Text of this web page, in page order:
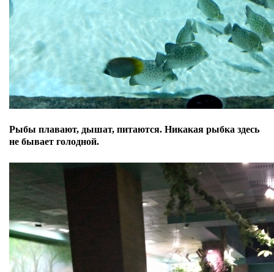
Рыбы плавают, дышат, питаются. Никакая рыбка здесь
не бывает голодной.